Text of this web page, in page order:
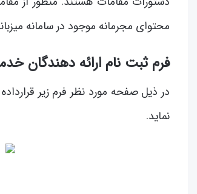
محتوای مجرمانه موجود در سامانه
فرم ثبت نام ارائه دهندگان
در ذیل صفحه مورد نظر فرم زیر
نماید.